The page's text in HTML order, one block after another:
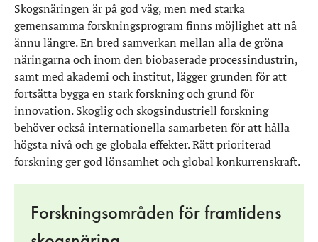
Skogsnäringen är på god väg, men med starka
gemensamma forskningsprogram finns möjlighet att nå
ännu längre. En bred samverkan mellan alla de gröna
näringarna och inom den biobaserade processindustrin,
samt med akademi och institut, lägger grunden för att
fortsätta bygga en stark forskning och grund för
innovation. Skoglig och skogsindustriell forskning
behöver också internationella samarbeten för att hålla
högsta nivå och ge globala effekter. Rätt prioriterad
forskning ger god lönsamhet och global konkurrenskraft.
Forskningsområden för framtidens